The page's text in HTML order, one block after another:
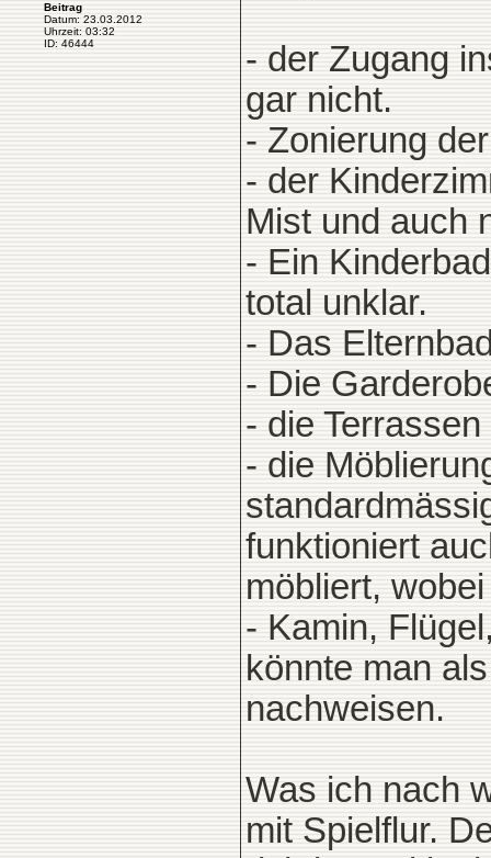
Beitrag
Datum: 23.03.2012
Uhrzeit: 03:32
ID: 46444
- der Zugang
gar nicht.
- Zonierung
- der
Mist und auch
- Ein
total unklar.
- Das
- Die
- die
- die
funktioniert
möbliert,
- Kamin,
könnte man
nachweisen.
Was ich nach
mit Spielflur.